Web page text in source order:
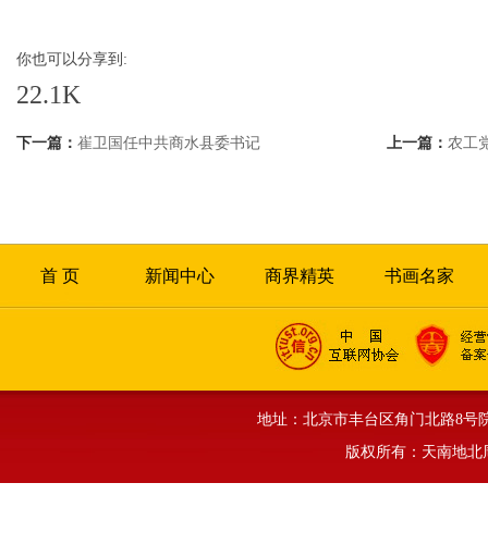
你也可以分享到:
22.1K
下一篇： 崔卫国任中共商水县委书记 上一篇： 农工
首 页 新闻中心 商界精英 书画名家
地址：北京市丰台区角门北路8
版权所有：天南地